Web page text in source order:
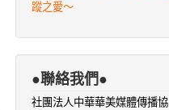
蹤之愛～
●聯絡我們●
社團法人中華華美媒體傳播協